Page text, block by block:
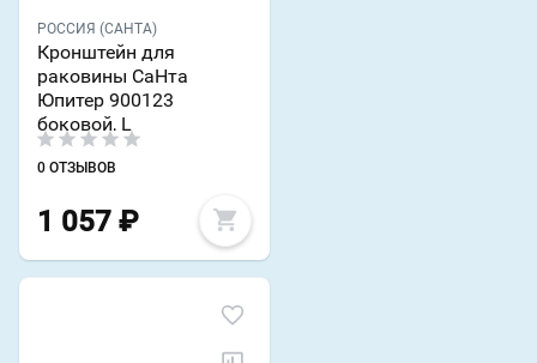
РОССИЯ (САНТА)
Кронштейн для
раковины СаНта
Юпитер 900123
боковой, L
0 ОТЗЫВОВ
1 057 ₽